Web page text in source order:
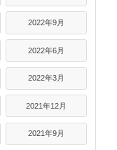
2022年9月
2022年6月
2022年3月
2021年12月
2021年9月